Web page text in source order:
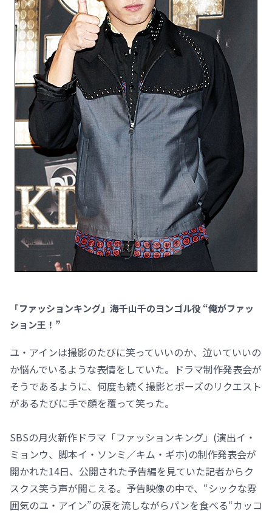
「ファッションキング」海千山千のヨンゴル役 “俺がファッ
ション王！”
ユ・アインは撮影のたびに笑っていいのか、泣いていいの
か悩んでいるような表情をしていた。ドラマ制作発表会が
そうであるように、何度も続く撮影とポーズのリクエスト
があるたびに手で顔を覆って笑った。
SBSの月火新作ドラマ「ファッションキング」(演出イ・
ミョンウ、脚本イ・ソンミ／キム・ギホ)の制作発表会が
開かれた14日、公開された予告編を見ていた記者からク
スクス笑う声が聞こえる。予告映像の中で、“シックな雰
囲気のユ・アイン”の涙を流しながらパンを食べる“カッコ